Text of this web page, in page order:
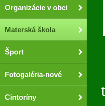
Organizácie v obci
Materská škola
Šport
Fotogaléria-nové
Cintoríny